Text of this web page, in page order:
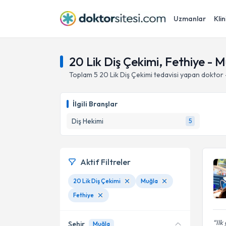
Uzmanlar
20 Lik Diş Çekimi, Fethiye -
Toplam 5 20 Lik Diş Çekimi tedavisi yapan doktor
İlgili Branşlar
Diş Hekimi
5
Ilk
Aktif Filtreler
20 Lik Diş Çekimi
Muğla
Fethiye
Şehir Muğla